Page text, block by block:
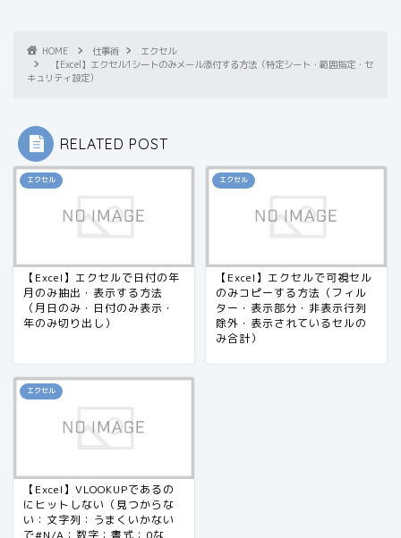
HOME 仕事術
エクセル
【Excel】エクセル1シートのみメール添付する方法（特定シート・範囲指定・セ
キュリティ設定）
RELATED POST
エクセル
【Excel】エクセルで日付の年
月のみ抽出・表示する方法
（月日のみ・日付のみ表示・
年のみ切り出し）
エクセル
【Excel】エクセルで可視セル
のみコピーする方法（フィル
ター・表示部分・非表示行列
除外・表示されているセルの
み合計）
エクセル
【Excel】VLOOKUPであるの
にヒットしない（見つからな
い：文字列：うまくいかない